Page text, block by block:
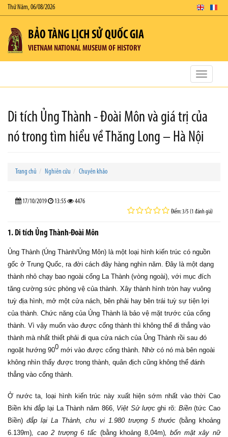
Thứ Năm, 06/08/2026
BẢO TÀNG LỊCH SỬ QUỐC GIA
VIETNAM NATIONAL MUSEUM OF HISTORY
Toggle
Di tích Ủng Thành - Đoài Môn và giá trị của
nó trong tìm hiểu về Thăng Long – Hà Nội
Trang chủ Nghiên cứu Chuyên khảo
17/10/2019 13:55 4476
Điểm: 3/5 (1 đánh giá)
1. Di tích Ủng Thành-Đoài Môn
Ủng Thành (Úng Thành/Ủng Môn) là một loại hình kiến trúc có nguồn
gốc ở Trung Quốc, ra đời cách đây hàng nghìn năm. Đây là một dạng
thành nhỏ chạy bao ngoài cổng La Thành (vòng ngoài), với mục đích
tăng cường sức phòng vệ của thành. Xây thành hình tròn hay vuông
tuỳ địa hình, mở một cửa nách, bên phải hay bên trái tuỳ sự tiện lợi
của thành. Chức năng của Ủng Thành là bảo vệ mặt trước của cổng
thành. Vì vậy muốn vào được cổng thành thì không thể đi thẳng vào
thành mà nhất thiết phải đi qua cửa nách của Ủng Thành rồi sau đó
ngoặt hướng 900 mới vào được cổng thành. Nhờ có nó mà bên ngoài
không nhìn thấy được trong thành, quân địch cũng không thể đánh
thẳng vào cổng thành.
Ở nước ta, loại hình kiến trúc này xuất hiện sớm nhất vào thời Cao
Biền khi đắp lại La Thành năm 866, Việt Sử lượcghi rõ: Biền(tức Cao
Biền) đắp lại La Thành, chu vi 1.980 trượng 5 thước (bằng khoảng
6.139m), cao 2 trượng 6 tấc (bằng khoảng 8,04m), bốn mặt xây nữ